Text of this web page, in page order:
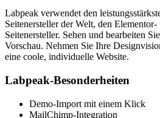
Labpeak verwendet den
Seitenersteller der Welt, den
Seitenersteller. Sehen und bearbeiten
Vorschau. Nehmen Sie Ihre
eine coole, individuelle Website.
Labpeak-Besonderheiten
Demo-Import mit einem Klick
MailChimp-Integration